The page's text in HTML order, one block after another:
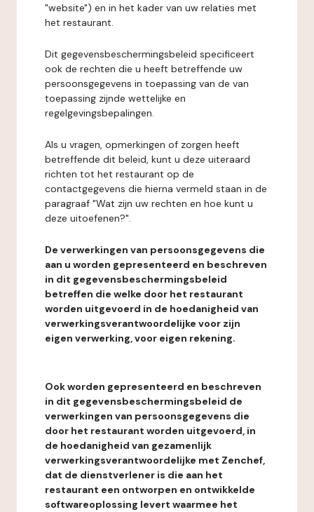
"website") en in het kader van uw relaties met
het restaurant.
Dit gegevensbeschermingsbeleid specificeert
ook de rechten die u heeft betreffende uw
persoonsgegevens in toepassing van de van
toepassing zijnde wettelijke en
regelgevingsbepalingen.
Als u vragen, opmerkingen of zorgen heeft
betreffende dit beleid, kunt u deze uiteraard
richten tot het restaurant op de
contactgegevens die hierna vermeld staan in de
paragraaf "Wat zijn uw rechten en hoe kunt u
deze uitoefenen?".
De verwerkingen van persoonsgegevens die
aan u worden gepresenteerd en beschreven
in dit gegevensbeschermingsbeleid
betreffen die welke door het restaurant
worden uitgevoerd in de hoedanigheid van
verwerkingsverantwoordelijke voor zijn
eigen verwerking, voor eigen rekening.
Ook worden gepresenteerd en beschreven
in dit gegevensbeschermingsbeleid de
verwerkingen van persoonsgegevens die
door het restaurant worden uitgevoerd, in
de hoedanigheid van gezamenlijk
verwerkingsverantwoordelijke met Zenchef,
dat de dienstverlener is die aan het
restaurant een ontworpen en ontwikkelde
softwareoplossing levert waarmee het